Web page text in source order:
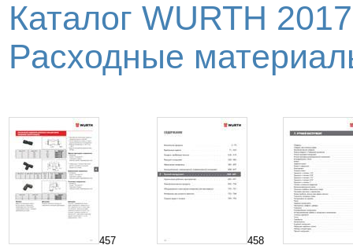
Каталог WURTH
Расходные
457
458